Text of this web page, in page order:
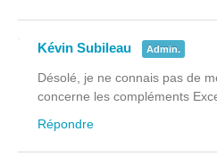
Kévin Subileau Admin.
Désolé, je ne connais pas de
concerne les compléments
Répondre